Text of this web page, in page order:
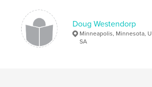
Palavras-chavee
Rock Stacking , inspiration
Doug Westendorp
Minneapolis, Minnesota, U
SA